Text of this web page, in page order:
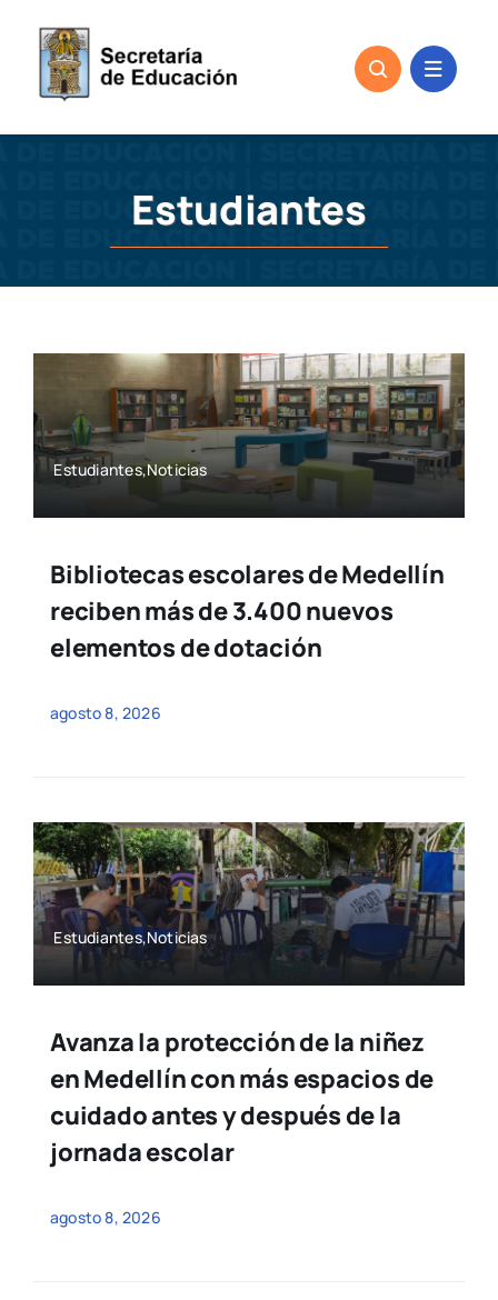
content
Estudiantes
Estudiantes,Noticias
Bibliotecas escolares de Medellín
reciben más de 3.400 nuevos
elementos de dotación
agosto 8, 2026
Estudiantes,Noticias
Avanza la protección de la niñez
en Medellín con más espacios de
cuidado antes y después de la
jornada escolar
agosto 8, 2026